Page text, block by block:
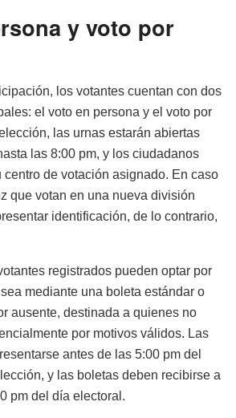
y voto por
los votantes cuentan con dos
el voto en persona y el voto por
las urnas estarán abiertas
las 8:00 pm, y los ciudadanos
centro de votación asignado. En caso
que votan en una nueva división
identificación, de lo contrario,
registrados pueden optar por
mediante una boleta estándar o
ausente, destinada a quienes no
por motivos válidos. Las
antes de las 5:00 pm del
y las boletas deben recibirse a
pm del día electoral.